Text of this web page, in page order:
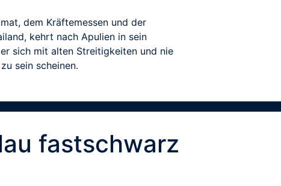
dem Kräftemessen und der
kehrt nach Apulien in sein
sich mit alten Streitigkeiten und nie
sein scheinen.
fastschwarz